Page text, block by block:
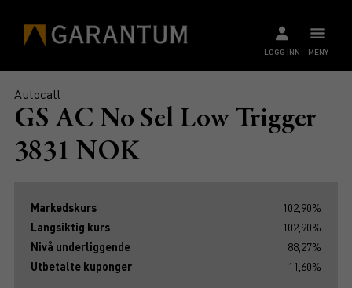
MENY
LOGG INN
Autocall
GS AC No Sel Low Trigger
3831 NOK
Markedskurs
102,90%
Langsiktig kurs
102,90%
Nivå underliggende
88,27%
Utbetalte kuponger
11,60%